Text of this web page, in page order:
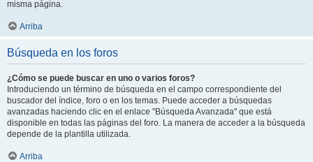
misma página.
Arriba
Búsqueda en los foros
¿Cómo se puede buscar en uno o varios foros?
Introduciendo un término de búsqueda en el campo correspondiente del
buscador del índice, foro o en los temas. Puede acceder a búsquedas
avanzadas haciendo clic en el enlace "Búsqueda Avanzada" que está
disponible en todas las páginas del foro. La manera de acceder a la búsqueda
depende de la plantilla utilizada.
Arriba